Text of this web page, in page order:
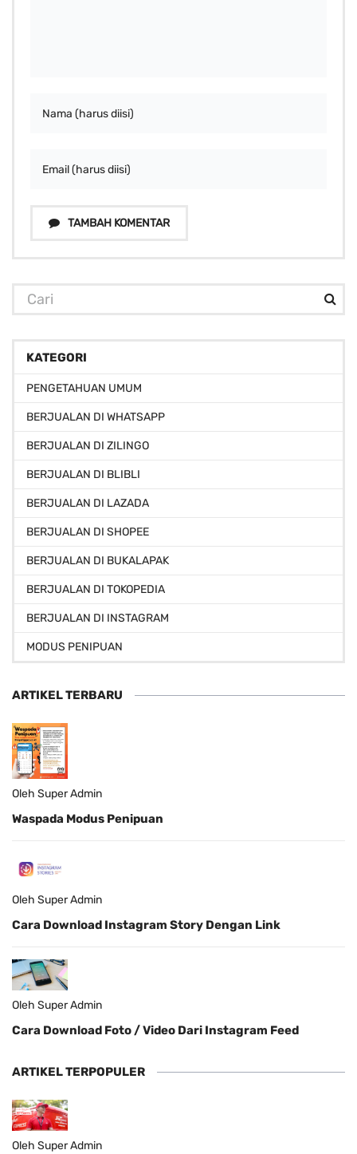
TAMBAH KOMENTAR
KATEGORI
PENGETAHUAN UMUM
BERJUALAN DI WHATSAPP
BERJUALAN DI ZILINGO
BERJUALAN DI BLIBLI
BERJUALAN DI LAZADA
BERJUALAN DI SHOPEE
BERJUALAN DI BUKALAPAK
BERJUALAN DI TOKOPEDIA
BERJUALAN DI INSTAGRAM
MODUS PENIPUAN
ARTIKEL TERBARU
Oleh Super Admin
Waspada Modus Penipuan
Oleh Super Admin
Cara Download Instagram Story Dengan Link
Oleh Super Admin
Cara Download Foto / Video Dari Instagram Feed
ARTIKEL TERPOPULER
Oleh Super Admin